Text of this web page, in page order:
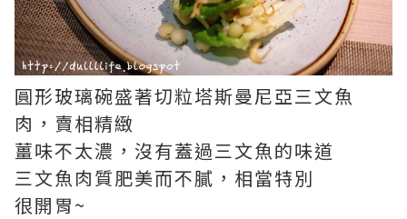
圓形玻璃碗盛著切粒塔斯曼尼亞三文魚
肉，賣相精緻
薑味不太濃，沒有蓋過三文魚的味道
三文魚肉質肥美而不膩，相當特別
很開胃~